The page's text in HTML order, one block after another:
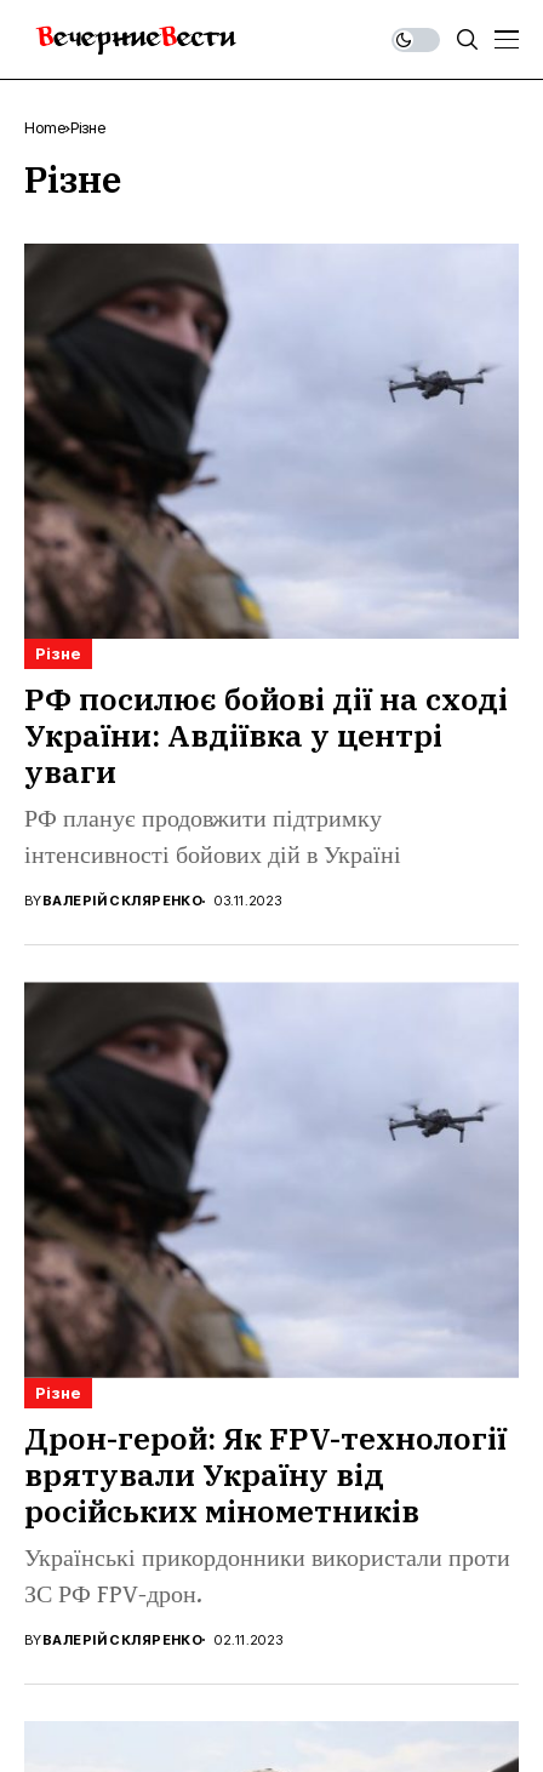
Home Різне
Різне
Різне
РФ посилює бойові дії на сході
України: Авдіївка у центрі
уваги
РФ планує продовжити підтримку
інтенсивності бойових дій в Україні
BYВАЛЕРІЙ СКЛЯРЕНКО 03.11.2023
Різне
Дрон-герой: Як FPV-технології
врятували Україну від
російських мінометників
Українські прикордонники використали проти
ЗС РФ FPV-дрон.
BYВАЛЕРІЙ СКЛЯРЕНКО 02.11.2023